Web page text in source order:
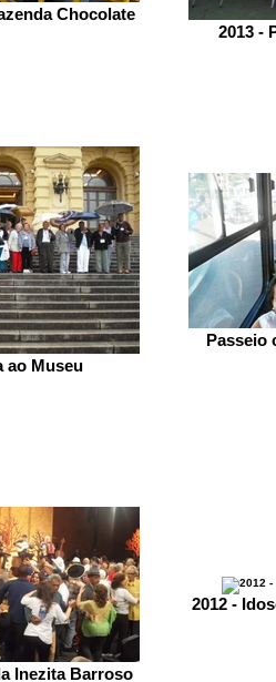
Chocolate
2013 -
ao Museu
Passeio
Inezita Barroso
2012 -